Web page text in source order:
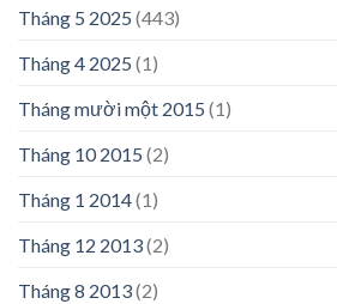
Tháng 5 2025 (443)
Tháng 4 2025 (1)
Tháng mười một 2015 (1)
Tháng 10 2015 (2)
Tháng 1 2014(1)
Tháng 12 2013(2)
Tháng 8 2013(2)